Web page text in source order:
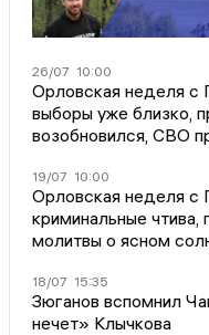
26/07 10:00
Орловская неделя
выборы уже близко,
возобновился, СВО
19/07 10:00
Орловская неделя
криминальные
молитвы о ясном
18/07 15:35
Зюганов вспомнил
нечет» Клычкова